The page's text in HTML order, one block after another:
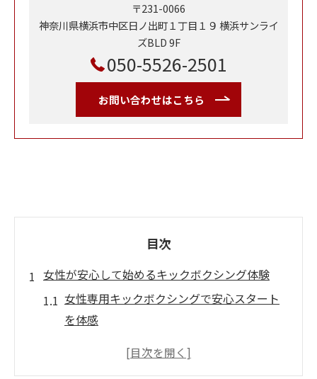
〒231-0066
神奈川県横浜市中区日ノ出町１丁目１９ 横浜サンライ
ズBLD 9F
050-5526-2501
お問い合わせはこちら
目次
女性が安心して始めるキックボクシング体験
女性専用キックボクシングで安心スタート
を体感
初心者女性が選ぶキックボクシングの始め